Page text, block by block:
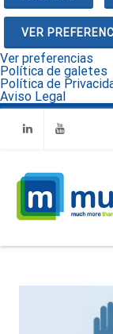
VER
Ver preferencias
Política de galetes
Política de
Aviso Legal
LinkedinYoutube